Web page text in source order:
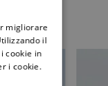
ENGLISH
migliorare
il
cookie in
i cookie.